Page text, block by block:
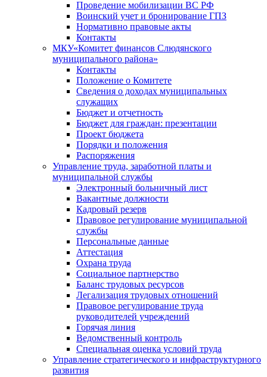
Проведение мобилизации ВС РФ
Воинский учет и бронирование ГПЗ
Нормативно правовые акты
Контакты
МКУ«Комитет финансов Слюдянского
муниципального района»
Контакты
Положение о Комитете
Сведения о доходах муниципальных
служащих
Бюджет и отчетность
Бюджет для граждан: презентации
Проект бюджета
Порядки и положения
Распоряжения
Управление труда, заработной платы и
муниципальной службы
Электронный больничный лист
Вакантные должности
Кадровый резерв
Правовое регулирование муниципальной
службы
Персональные данные
Аттестация
Охрана труда
Социальное партнерство
Баланс трудовых ресурсов
Легализация трудовых отношений
Правовое регулирование труда
руководителей учреждений
Горячая линия
Ведомственный контроль
Специальная оценка условий труда
Управление стратегического и инфраструктурного
развития